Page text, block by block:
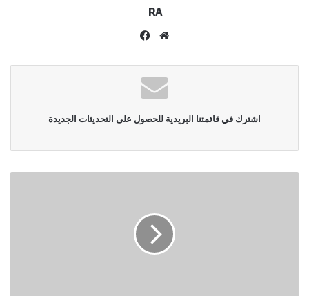
RA
موقع
اشترك في قائمتنا البريدية للحصول على التحديثات الجديدة